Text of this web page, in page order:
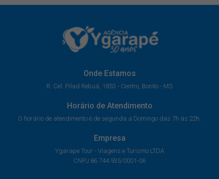
Onde Estamos
R. Cel. Pilad Rebuá, 1853 - Centro, Bonito - MS
Horário de Atendimento
O horário de atendimento é de segunda a Domingo das 7h às 22h.
Empresa
Ygarape Tour - Viagens e Turismo LTDA
CNPJ 86.744.935/0001-06